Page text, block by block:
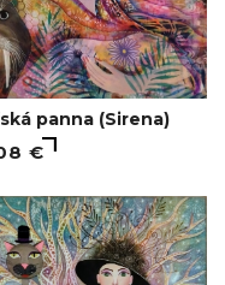
panna (Sirena)
€